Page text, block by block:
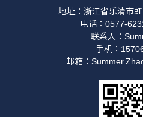
地址：浙江省乐清市
电话：0577-
联系人：
手机：
邮箱：